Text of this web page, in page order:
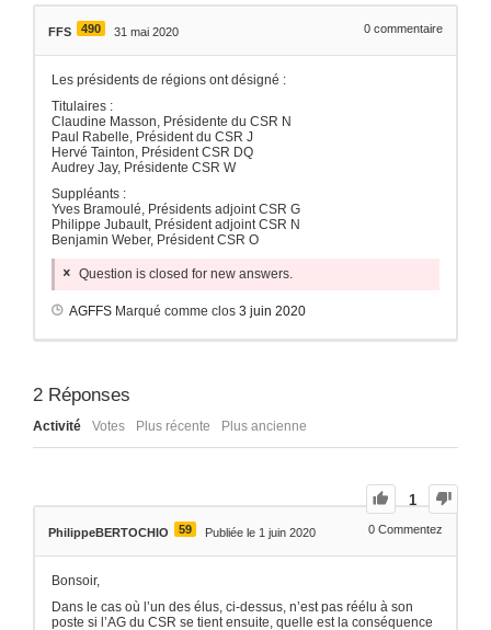
FFS 490 31 mai 2020 0 commentaire
Les présidents de régions ont désigné :
Titulaires :
Claudine Masson, Présidente du CSR N
Paul Rabelle, Président du CSR J
Hervé Tainton, Président CSR DQ
Audrey Jay, Présidente CSR W
Suppléants :
Yves Bramoulé, Présidents adjoint CSR G
Philippe Jubault, Président adjoint CSR N
Benjamin Weber, Président CSR O
Question is closed for new answers.
AGFFS Marqué comme clos 3 juin 2020
2 Réponses
Activité Votes Plus récente Plus ancienne
1
PhilippeBERTOCHIO 59 Publiée le 1 juin 2020 0 Commentez
Bonsoir,
Dans le cas où l’un des élus, ci-dessus, n’est pas réélu à son
poste si l’AG du CSR se tient ensuite, quelle est la conséquence